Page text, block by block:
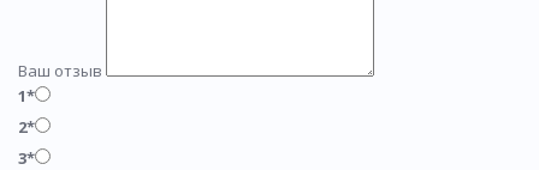
Ваш отзыв
1*
2*
3*